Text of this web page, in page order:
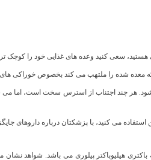
سعی کنید وعده های غذایی خود را کوچک تر و
که معده شده را ملتهب می کند بخصوص خوراکی
هر چند اجتناب از استرس سخت است، اما می
می کنید، با پزشکتان درباره داروهای
هیلیوباکتر پیلوری می باشد. شواهد نشان